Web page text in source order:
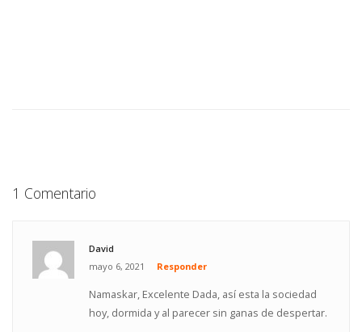
1 Comentario
David
mayo 6, 2021
Responder
Namaskar, Excelente Dada, así esta la sociedad
hoy, dormida y al parecer sin ganas de despertar.